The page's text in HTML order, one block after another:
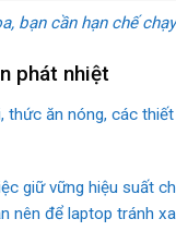
bạn cần hạn chế
phát nhiệt
thức ăn nóng, các
giữ vững hiệu suất
nên để laptop tránh